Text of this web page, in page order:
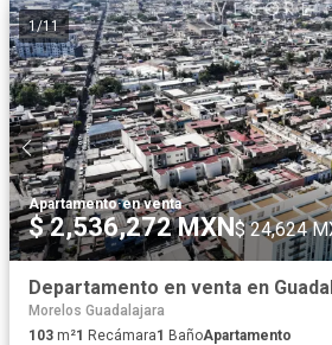
1/11
Apartamento·en venta
$ 2,536,272 MXN$ 24,624
Morelos Guadalajara
103 m²1 Recámara1 BañoApartamento